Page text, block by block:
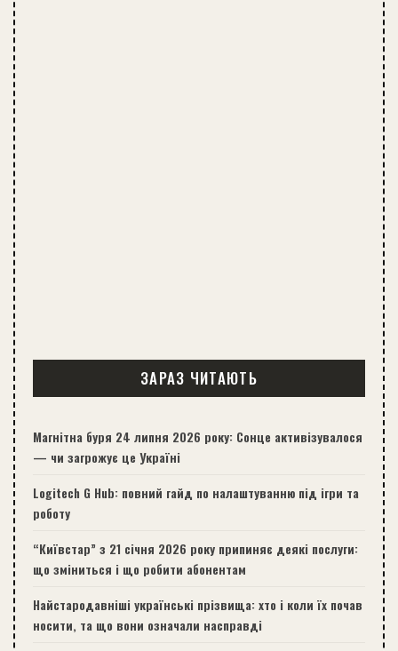
ЗАРАЗ ЧИТАЮТЬ
Магнітна буря 24 липня 2026 року: Сонце активізувалося
— чи загрожує це Україні
Logitech G Hub: повний гайд по налаштуванню під ігри та
роботу
“Київстар” з 21 січня 2026 року припиняє деякі послуги:
що зміниться і що робити абонентам
Найстародавніші українські прізвища: хто і коли їх почав
носити, та що вони означали насправді